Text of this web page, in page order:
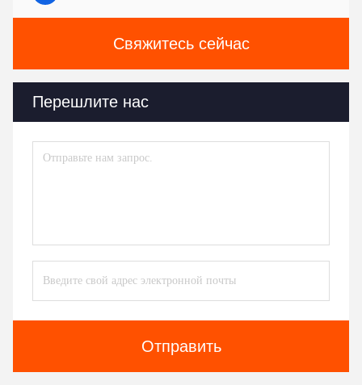
Свяжитесь сейчас
Перешлите нас
Отправить